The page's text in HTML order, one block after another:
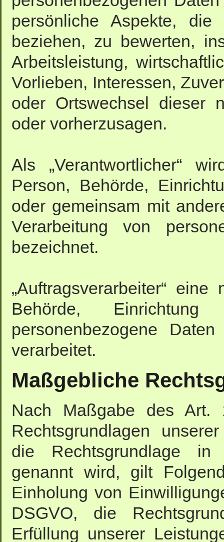
persönliche Aspekte,
beziehen, zu bewerten,
Arbeitsleistung,
Vorlieben, Interessen,
oder Ortswechsel dieser
oder vorherzusagen.
Als „Verantwortlicher“
Person, Behörde,
oder gemeinsam mit
Verarbeitung von
bezeichnet.
„Auftragsverarbeiter“
Behörde,
personenbezogene
verarbeitet.
Maßgebliche
Nach Maßgabe des
Rechtsgrundlagen
die Rechtsgrundlage in
genannt wird, gilt
Einholung von
DSGVO, die
Erfüllung unserer